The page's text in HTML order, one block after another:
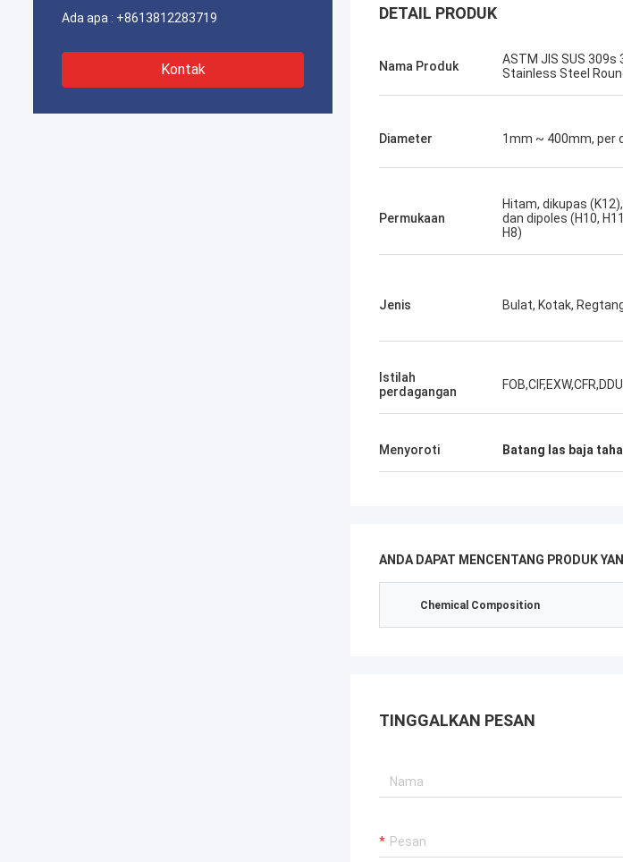
Ada apa : +8613812283719
Kontak
DETAIL PRODUK
Nama Produk
ASTM JIS SUS 309s
Stainless Steel
Diameter 1mm ~ 400mm, per
Permukaan
Hitam, dikupas
dan dipoles (H10,
H8)
Jenis Bulat, Kotak,
Istilah
perdagangan
Menyoroti Batang las baja
ANDA DAPAT MENCENTANG PRODUK
Chemical Composition
TINGGALKAN PESAN